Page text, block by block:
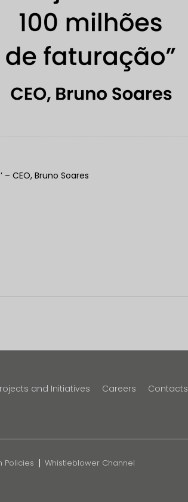
CEO, Bruno Soares
and Initiatives Careers Contacts
Policies Whistleblower Channel